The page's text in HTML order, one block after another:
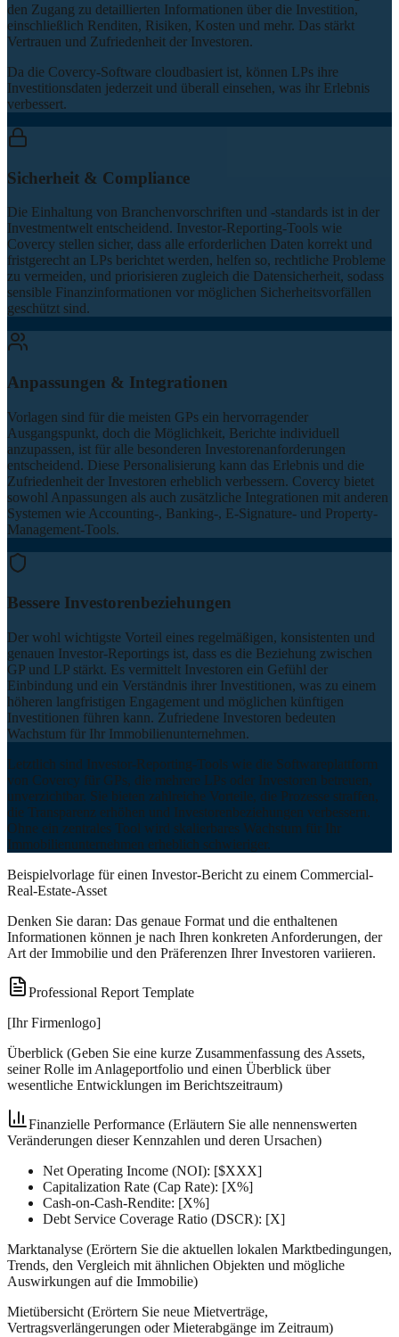
den Zugang zu detaillierten Informationen über die Investition,
einschließlich Renditen, Risiken, Kosten und mehr. Das stärkt
Vertrauen und Zufriedenheit der Investoren.
Da die Covercy-Software cloudbasiert ist, können LPs ihre
Investitionsdaten jederzeit und überall einsehen, was ihr Erlebnis
verbessert.
Sicherheit & Compliance
Die Einhaltung von Branchenvorschriften und -standards ist in der
Investmentwelt entscheidend. Investor-Reporting-Tools wie
Covercy stellen sicher, dass alle erforderlichen Daten korrekt und
fristgerecht an LPs berichtet werden, helfen so, rechtliche Probleme
zu vermeiden, und priorisieren zugleich die Datensicherheit, sodass
sensible Finanzinformationen vor möglichen Sicherheitsvorfällen
geschützt sind.
Anpassungen & Integrationen
Vorlagen sind für die meisten GPs ein hervorragender
Ausgangspunkt, doch die Möglichkeit, Berichte individuell
anzupassen, ist für alle besonderen Investorenanforderungen
entscheidend. Diese Personalisierung kann das Erlebnis und die
Zufriedenheit der Investoren erheblich verbessern. Covercy bietet
sowohl Anpassungen als auch zusätzliche Integrationen mit anderen
Systemen wie Accounting-, Banking-, E-Signature- und Property-
Management-Tools.
Bessere Investorenbeziehungen
Der wohl wichtigste Vorteil eines regelmäßigen, konsistenten und
genauen Investor-Reportings ist, dass es die Beziehung zwischen
GP und LP stärkt. Es vermittelt Investoren ein Gefühl der
Einbindung und ein Verständnis ihrer Investitionen, was zu einem
höheren langfristigen Engagement und möglichen künftigen
Investitionen führen kann. Zufriedene Investoren bedeuten
Wachstum für Ihr Immobilienunternehmen.
Letztlich sind Investor-Reporting-Tools wie die Softwareplattform
von Covercy für GPs, die mehrere LPs oder Investoren betreuen,
unverzichtbar. Sie bieten zahlreiche Vorteile, die Prozesse straffen,
die Transparenz erhöhen und Investorenbeziehungen verbessern.
Ohne ein zentrales Tool wird skalierbares Wachstum für Ihr
Immobilienunternehmen erheblich schwieriger.
Beispielvorlage für einen Investor-Bericht zu einem Commercial-
Real-Estate-Asset
Denken Sie daran: Das genaue Format und die enthaltenen
Informationen können je nach Ihren konkreten Anforderungen, der
Art der Immobilie und den Präferenzen Ihrer Investoren variieren.
Professional Report Template
[Ihr Firmenlogo]
Überblick (Geben Sie eine kurze Zusammenfassung des Assets,
seiner Rolle im Anlageportfolio und einen Überblick über
wesentliche Entwicklungen im Berichtszeitraum)
Finanzielle Performance (Erläutern Sie alle nennenswerten
Veränderungen dieser Kennzahlen und deren Ursachen)
Net Operating Income (NOI): [$XXX]
Capitalization Rate (Cap Rate): [X%]
Cash-on-Cash-Rendite: [X%]
Debt Service Coverage Ratio (DSCR): [X]
Marktanalyse (Erörtern Sie die aktuellen lokalen Marktbedingungen,
Trends, den Vergleich mit ähnlichen Objekten und mögliche
Auswirkungen auf die Immobilie)
Mietübersicht (Erörtern Sie neue Mietverträge,
Vertragsverlängerungen oder Mieterabgänge im Zeitraum)